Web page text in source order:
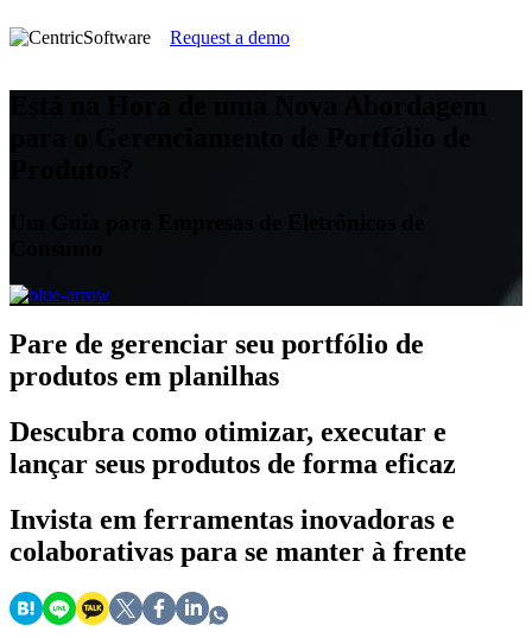
Request a demo
Pare de gerenciar seu portfólio de
produtos em planilhas
Descubra como otimizar, executar e
lançar seus produtos de forma eficaz
Invista em ferramentas inovadoras e
colaborativas para se manter à frente